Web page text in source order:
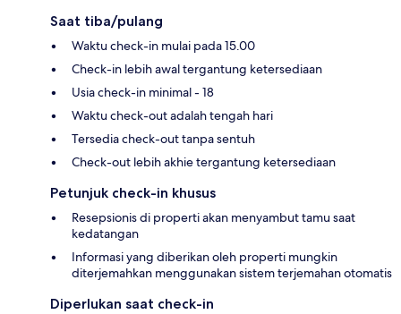
Saat tiba/pulang
Waktu check-in mulai pada 15.00
Check-in lebih awal tergantung ketersediaan
Usia check-in minimal - 18
Waktu check-out adalah tengah hari
Tersedia check-out tanpa sentuh
Check-out lebih akhie tergantung ketersediaan
Petunjuk check-in khusus
Resepsionis di properti akan menyambut tamu saat
kedatangan
Informasi yang diberikan oleh properti mungkin
diterjemahkan menggunakan sistem terjemahan otomatis
Diperlukan saat check-in